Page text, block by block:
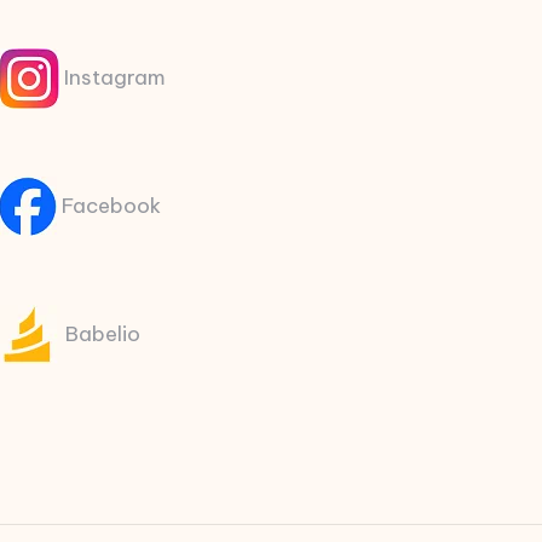
Instagram
Facebook
Babelio